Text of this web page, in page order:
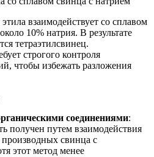
взаимодействует со сплавом
10% натрия. В результате
тетраэтилсвинец.
строгого контроля
чтобы избежать разложения
соединениями:
получен путем взаимодействия
свинца с
этот метод менее